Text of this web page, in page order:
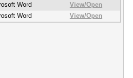
Word View/Open
Word View/Open